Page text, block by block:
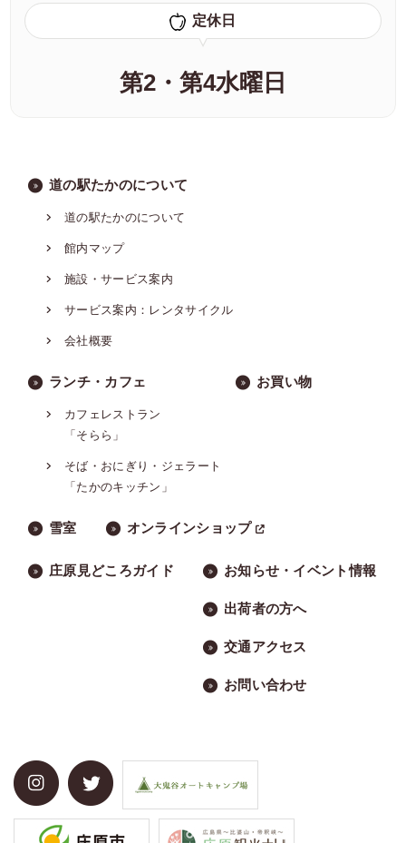
定休日
第2・第4水曜日
道の駅たかのについて
道の駅たかのについて
館内マップ
施設・サービス案内
サービス案内：レンタサイクル
会社概要
ランチ・カフェ
カフェレストラン
「そらら」
そば・おにぎり・ジェラート
「たかのキッチン」
お買い物
雪室 オンラインショップ
庄原見どころガイド お知らせ・イベント情報
出荷者の方へ
交通アクセス
お問い合わせ